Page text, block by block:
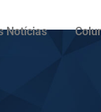
Notícias